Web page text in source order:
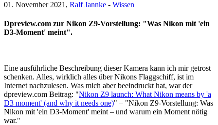
01. November 2021, Ralf Jannke - Wissen
Dpreview.com zur Nikon Z9-Vorstellung: "Was Nikon mit 'ein
D3-Moment' meint".
Eine ausführliche Beschreibung dieser Kamera kann ich mir getrost
schenken. Alles, wirklich alles über Nikons Flaggschiff, ist im
Internet nachzulesen. Was mich aber beeindruckt hat, war der
dpreview.com Beitrag: "Nikon Z9 launch: What Nikon means by 'a
D3 moment' (and why it needs one)" – "Nikon Z9-Vorstellung: Was
Nikon mit 'ein D3-Moment' meint – und warum ein Moment nötig
war."